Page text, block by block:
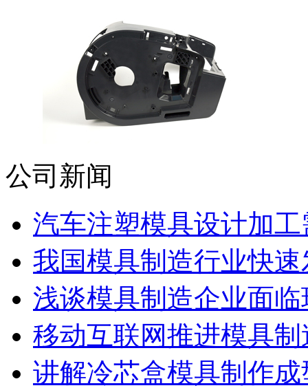
公司新闻
汽车注塑模具设计加
我国模具制造行业快
浅谈模具制造企业面
移动互联网推进模具
讲解冷芯盒模具制作